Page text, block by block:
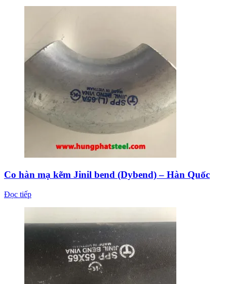
Co hàn mạ kẽm Jinil bend (Dybend) – Hàn Quốc
Đọc tiếp